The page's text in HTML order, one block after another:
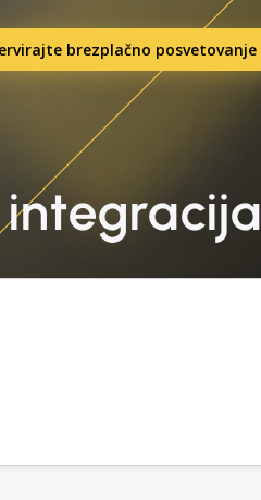
brezplačno posvetovanje
integracija